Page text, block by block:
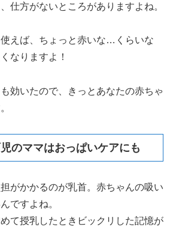
仕方がないところがありますよね。
えば、ちょっと赤いな…くらいな
なりますよ！
効いたので、きっとあなたの赤ちゃ
のママはおっぱいケアにも
がかかるのが乳首。赤ちゃんの吸い
ですよね。
て授乳したときビックリした記憶が